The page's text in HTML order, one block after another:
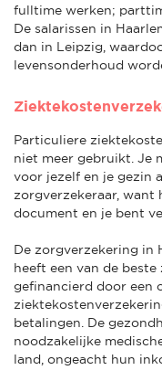
fulltime werken;
De salarissen in
dan in Leipzig,
levensonderhoud
Particuliere
niet meer gebruikt. Je
voor jezelf en je gezin
zorgverzekeraar,
document en je bent
De zorgverzekering in
heeft een van de
gefinancierd door een
betalingen. De
noodzakelijke
land, ongeacht hun